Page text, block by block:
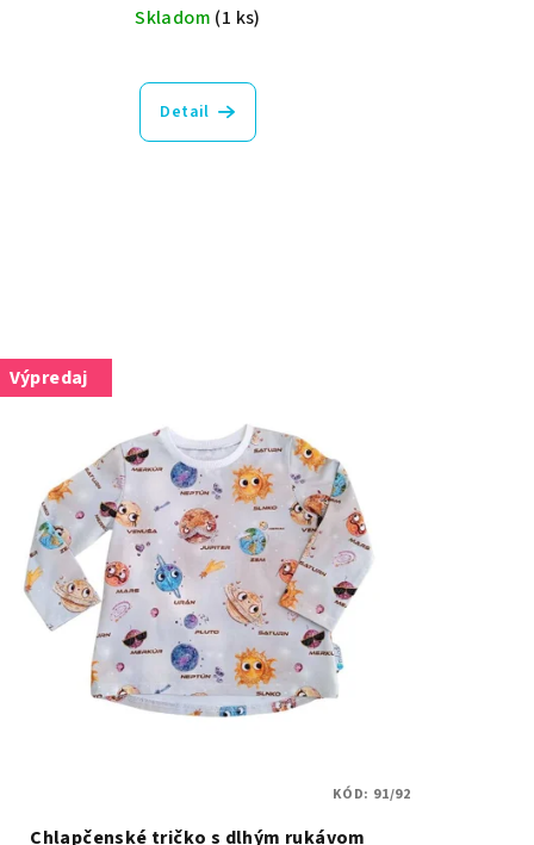
Skladom (1 ks)
Detail
Výpredaj
Chlapčenské tričko s dlhým rukávom
KÓD: 91/92